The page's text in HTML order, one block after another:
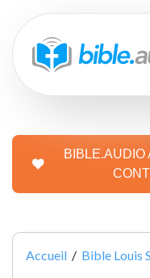
BIBLE.AUDIO
Accueil / Bible Louis